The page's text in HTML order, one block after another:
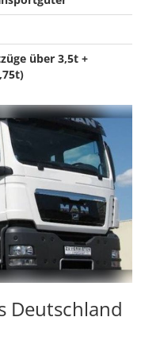
über 3,5t +
Deutschland